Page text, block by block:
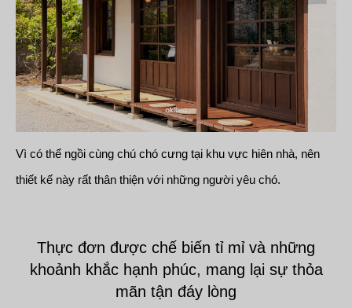
Vì có thể ngồi cùng chú chó cưng tại khu vực hiên nhà, nên
thiết kế này rất thân thiện với những người yêu chó.
Thực đơn được chế biến tỉ mỉ và những
khoảnh khắc hạnh phúc, mang lại sự thỏa
mãn tận đáy lòng